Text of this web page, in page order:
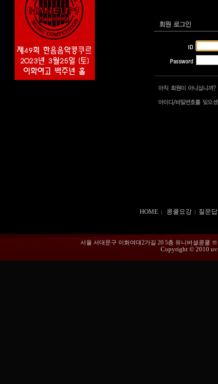
HOME | 콩쿨요강 | 질문
서울 서대문구 이화여대2가길 20 5층 유니버셜콩쿨 ☏
Copyright © 2010